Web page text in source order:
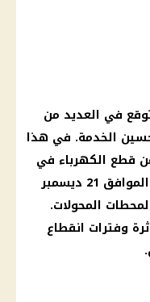
في العديد من
الخدمة. في هذا
قطع الكهرباء في
21
ديسمبر
لمحطات المحولات.
وفترات انقطاع